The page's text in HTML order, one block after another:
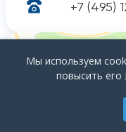
+7 (495)
Мы используем
повысить его